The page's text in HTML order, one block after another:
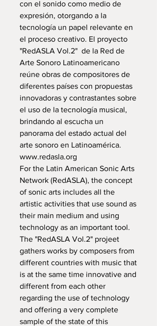
con el sonido como medio de
expresión, otorgando a la
tecnología un papel relevante en
el proceso creativo. El proyecto
"RedASLA Vol.2" de la Red de
Arte Sonoro Latinoamericano
reúne obras de compositores de
diferentes países con propuestas
innovadoras y contrastantes sobre
el uso de la tecnología musical,
brindando al escucha un
panorama del estado actual del
arte sonoro en Latinoamérica.
www.redasla.org
For the Latin American Sonic Arts
Network (RedASLA), the concept
of sonic arts includes all the
artistic activities that use sound as
their main medium and using
technology as an important tool.
The "RedASLA Vol.2" projeet
gathers works by composers from
different countries with music that
is at the same time innovative and
different from each other
regarding the use of technology
and offering a very complete
sample of the state of this